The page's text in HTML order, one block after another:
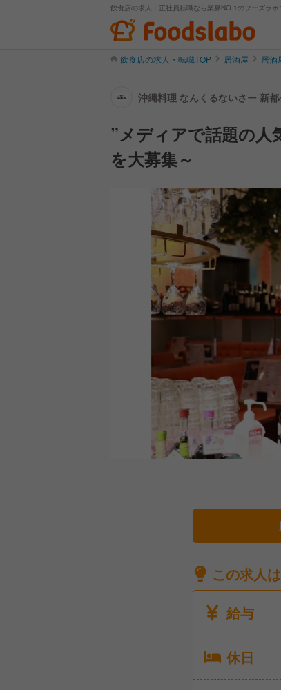
飲食店の求人・正社員転職なら業界NO.1のフーズラボ
飲食店の求人・転職TOP 居酒屋 居酒
沖縄料理 なんくるないさー 新
”メディアで話題の人
を大募集～
この求人
給与
休日